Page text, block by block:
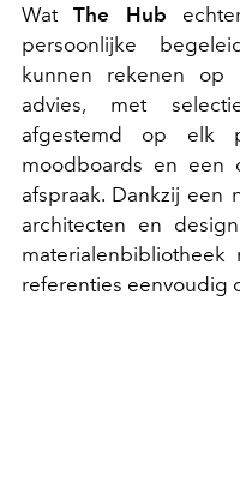
WatThe Hub
persoonlijke
kunnen rekenen op
advies, met
afgestemd op elk
moodboards en een
afspraak. Dankzij een
architecten en
referenties eenvoudig